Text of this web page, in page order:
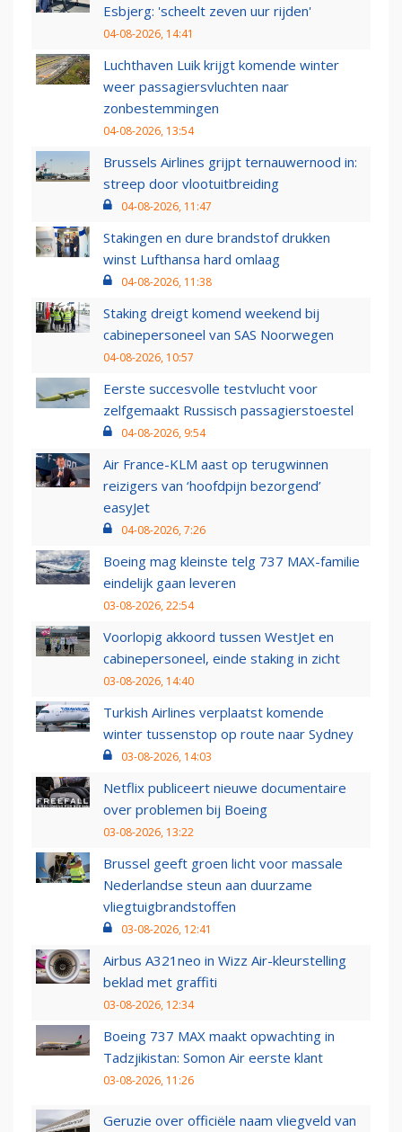
Esbjerg: 'scheelt zeven uur rijden'
04-08-2026, 14:41
Luchthaven Luik krijgt komende winter
weer passagiersvluchten naar
zonbestemmingen
04-08-2026, 13:54
Brussels Airlines grijpt ternauwernood in:
streep door vlootuitbreiding
04-08-2026, 11:47
Stakingen en dure brandstof drukken
winst Lufthansa hard omlaag
04-08-2026, 11:38
Staking dreigt komend weekend bij
cabinepersoneel van SAS Noorwegen
04-08-2026, 10:57
Eerste succesvolle testvlucht voor
zelfgemaakt Russisch passagierstoestel
04-08-2026, 9:54
Air France-KLM aast op terugwinnen
reizigers van ‘hoofdpijn bezorgend’
easyJet
04-08-2026, 7:26
Boeing mag kleinste telg 737 MAX-familie
eindelijk gaan leveren
03-08-2026, 22:54
Voorlopig akkoord tussen WestJet en
cabinepersoneel, einde staking in zicht
03-08-2026, 14:40
Turkish Airlines verplaatst komende
winter tussenstop op route naar Sydney
03-08-2026, 14:03
Netflix publiceert nieuwe documentaire
over problemen bij Boeing
03-08-2026, 13:22
Brussel geeft groen licht voor massale
Nederlandse steun aan duurzame
vliegtuigbrandstoffen
03-08-2026, 12:41
Airbus A321neo in Wizz Air-kleurstelling
beklad met graffiti
03-08-2026, 12:34
Boeing 737 MAX maakt opwachting in
Tadzjikistan: Somon Air eerste klant
03-08-2026, 11:26
Geruzie over officiële naam vliegveld van